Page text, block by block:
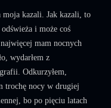
kazali. Jak kazali, to
i może coś
mam nocnych
wydarłem z
Odkurzyłem,
trochę nocy w drugiej
bo po pięciu latach